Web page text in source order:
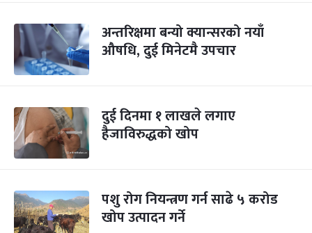
अन्तरिक्षमा बन्यो क्यान्सरको नयाँ
औषधि, दुई मिनेटमै उपचार
दुई दिनमा १ लाखले लगाए
हैजाविरुद्धको खोप
पशु रोग नियन्त्रण गर्न साढे ५ करोड
खोप उत्पादन गर्ने